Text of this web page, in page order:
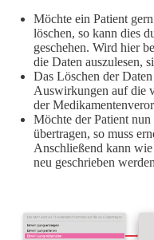
Möchte ein Patient
löschen, so kann dies
geschehen. Wird hier
die Daten auszulesen,
Das Löschen der
Auswirkungen auf die
der
Möchte der Patient
übertragen, so muss
Anschließend kann
neu geschrieben